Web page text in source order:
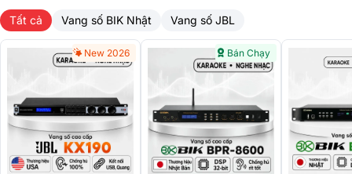
2. Dải Tần Đáp Ứng Rộng
Với dải tần đáp ứng từ20Hz đến 20kHz, vang số BIK VK-R51 có khả
Tất cả Vang số BIK Nhật Vang số JBL
New 2026 Bán Chạy